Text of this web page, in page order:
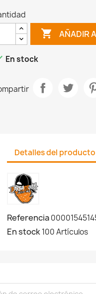
 AÑADIR
En stock
Detalles del producto
Referencia
En stock100 Artículos